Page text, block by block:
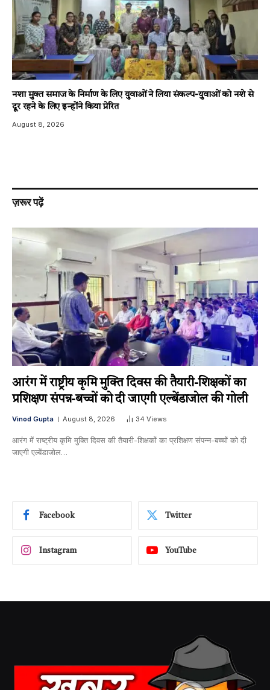
नशा मुक्त समाज के निर्माण के लिए युवाओं ने लिया संकल्प-युवाओं को नशे से
दूर रहने के लिए इन्होंने किया प्रेरित
August 8, 2026
ज़रूर पढ़ें
आरंग में राष्ट्रीय कृमि मुक्ति दिवस की तैयारी-शिक्षकों का
प्रशिक्षण संपन्न-बच्चों को दी जाएगी एल्बेंडाजोल की गोली
Vinod Gupta August 8, 2026 34 Views
आरंग में राष्ट्रीय कृमि मुक्ति दिवस की तैयारी-शिक्षकों का प्रशिक्षण संपन्न-बच्चों को दी
जाएगी एल्बेंडाजोल…
Facebook Twitter
Instagram YouTube